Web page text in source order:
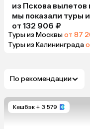
из Пскова вылетов
мы показали туры
от 132 906 ₽
Туры из Москвыот 87
Туры из Калининграда
По рекомендации
Кешбэк + 3 579